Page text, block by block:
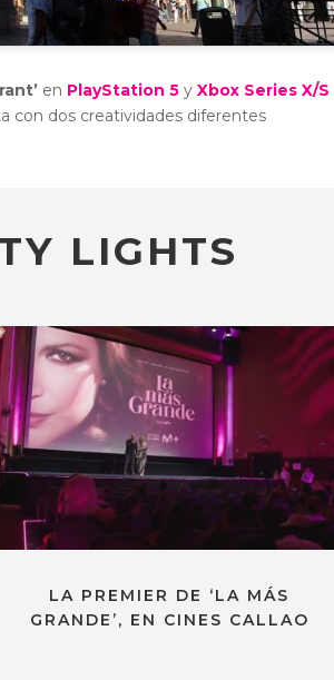
en PlayStation 5 yXbox Series X/S
con dos creatividades diferentes
LIGHTS
LA PREMIER DE ‘LA MÁS
GRANDE’, EN CINES CALLAO